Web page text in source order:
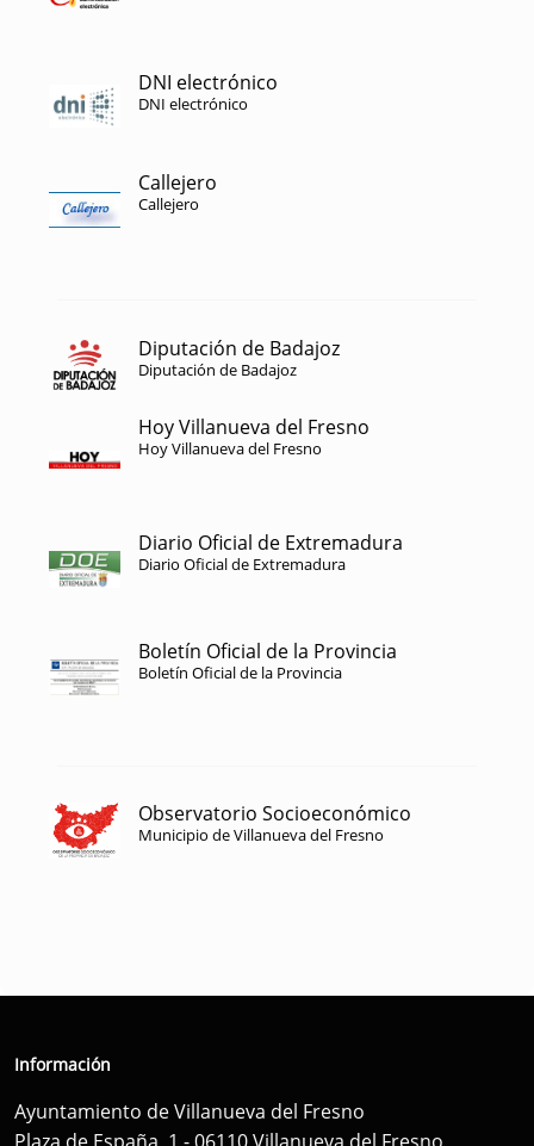
DNI electrónico
DNI electrónico
Callejero
Callejero
Diputación de Badajoz
Diputación de Badajoz
Hoy Villanueva del Fresno
Hoy Villanueva del Fresno
Diario Oficial de Extremadura
Diario Oficial de Extremadura
Boletín Oficial de la Provincia
Boletín Oficial de la Provincia
Observatorio Socioeconómico
Municipio de Villanueva del Fresno
Información
Ayuntamiento de Villanueva del Fresno